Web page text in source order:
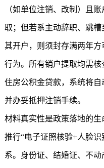
（如单位注销、改制）且
取；但若系主动辞职、跳
其开户，则须封存满两年
行为。所有销户提取均需
住房公积金贷款，系统将
并办妥抵押注销手续。
材料真实性是政策落地的
推行“电子证照核验+人脸
系。身份证、结婚证、不